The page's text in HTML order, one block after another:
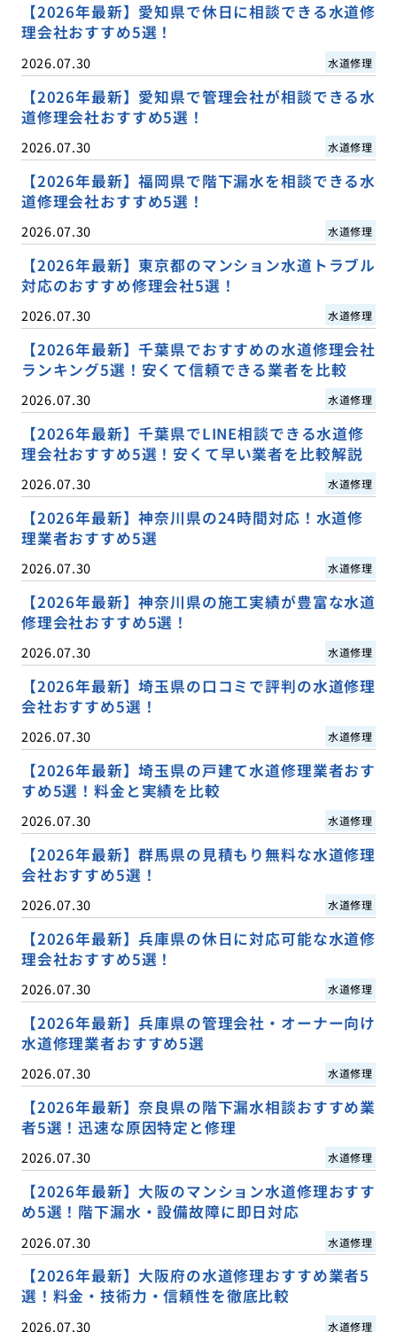
【2026年最新】愛知県で休日に相談できる水道修
理会社おすすめ5選！
2026.07.30 水道修理
【2026年最新】愛知県で管理会社が相談できる水
道修理会社おすすめ5選！
2026.07.30 水道修理
【2026年最新】福岡県で階下漏水を相談できる水
道修理会社おすすめ5選！
2026.07.30 水道修理
【2026年最新】東京都のマンション水道トラブル
対応のおすすめ修理会社5選！
2026.07.30 水道修理
【2026年最新】千葉県でおすすめの水道修理会社
ランキング5選！安くて信頼できる業者を比較
2026.07.30 水道修理
【2026年最新】千葉県でLINE相談できる水道修
理会社おすすめ5選！安くて早い業者を比較解説
2026.07.30 水道修理
【2026年最新】神奈川県の24時間対応！水道修
理業者おすすめ5選
2026.07.30 水道修理
【2026年最新】神奈川県の施工実績が豊富な水道
修理会社おすすめ5選！
2026.07.30 水道修理
【2026年最新】埼玉県の口コミで評判の水道修理
会社おすすめ5選！
2026.07.30 水道修理
【2026年最新】埼玉県の戸建て水道修理業者おす
すめ5選！料金と実績を比較
2026.07.30 水道修理
【2026年最新】群馬県の見積もり無料な水道修理
会社おすすめ5選！
2026.07.30 水道修理
【2026年最新】兵庫県の休日に対応可能な水道修
理会社おすすめ5選！
2026.07.30 水道修理
【2026年最新】兵庫県の管理会社・オーナー向け
水道修理業者おすすめ5選
2026.07.30 水道修理
【2026年最新】奈良県の階下漏水相談おすすめ業
者5選！迅速な原因特定と修理
2026.07.30 水道修理
【2026年最新】大阪のマンション水道修理おすす
め5選！階下漏水・設備故障に即日対応
2026.07.30 水道修理
【2026年最新】大阪府の水道修理おすすめ業者5
選！料金・技術力・信頼性を徹底比較
2026.07.30 水道修理